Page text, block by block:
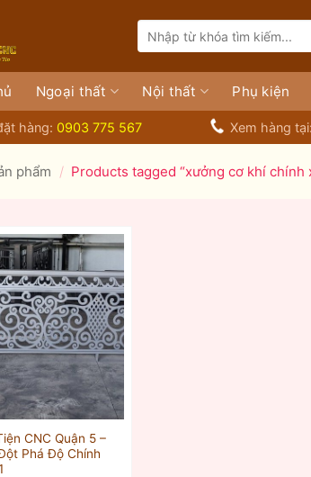
for:
Ngoại thất Nội thất Phụ kiện
hàng: 0903 775 567 Xem hàng
phẩm / Products tagged “xưởng cơ khí chính
CNC Quận 5 –
Phá Độ Chính